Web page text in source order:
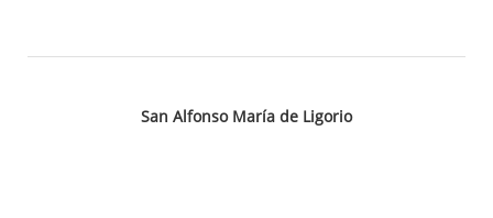
San Alfonso María de Ligorio